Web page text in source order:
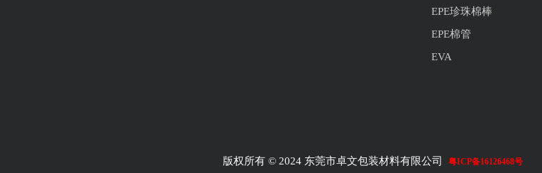
EPE珍珠棉棒
EPE棉管
EVA
版权所有 © 2024 东莞市卓文包装材料有限公司粤ICP备16126468号